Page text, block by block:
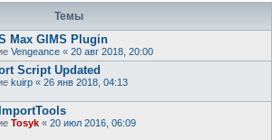
Темы
Max GIMS Plugin
Vengeance « 20 авг 2018, 20:00
Script Updated
kuirp « 26 янв 2018, 04:13
Tosyk « 20 июл 2016, 06:09